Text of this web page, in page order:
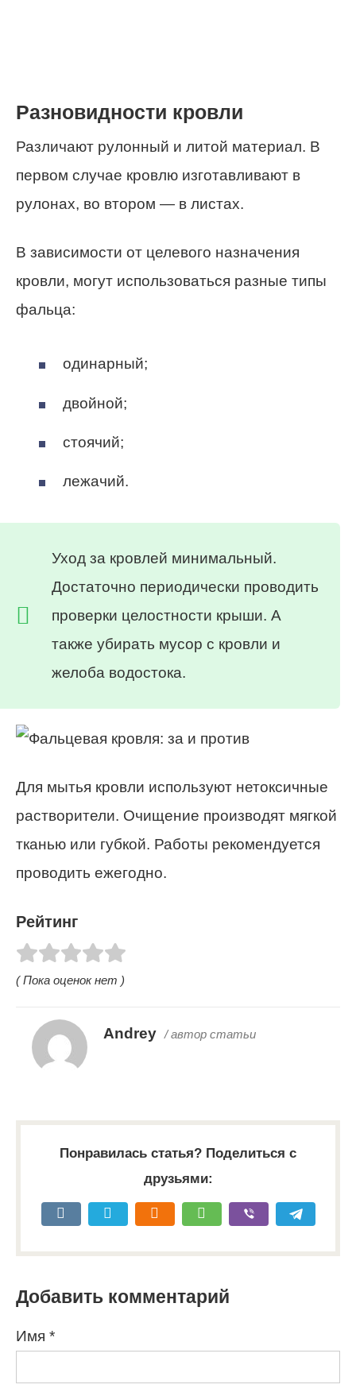
Разновидности кровли
Различают рулонный и литой материал. В
первом случае кровлю изготавливают в
рулонах, во втором — в листах.
В зависимости от целевого назначения
кровли, могут использоваться разные типы
фальца:
одинарный;
двойной;
стоячий;
лежачий.
Уход за кровлей минимальный.
Достаточно периодически проводить
проверки целостности крыши. А
также убирать мусор с кровли и
желоба водостока.
Для мытья кровли используют нетоксичные
растворители. Очищение производят мягкой
тканью или губкой. Работы рекомендуется
проводить ежегодно.
Рейтинг
( Пока оценок нет )
Andrey / автор статьи
Понравилась статья? Поделиться с
друзьями:
Добавить комментарий
Имя *